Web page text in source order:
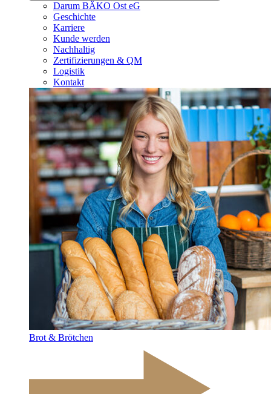
Darum BÄKO Ost eG
Geschichte
Karriere
Kunde werden
Nachhaltig
Zertifizierungen & QM
Logistik
Kontakt
Brot & Brötchen